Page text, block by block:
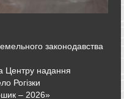
законодавства
Центру надання
Рогізки
– 2026»